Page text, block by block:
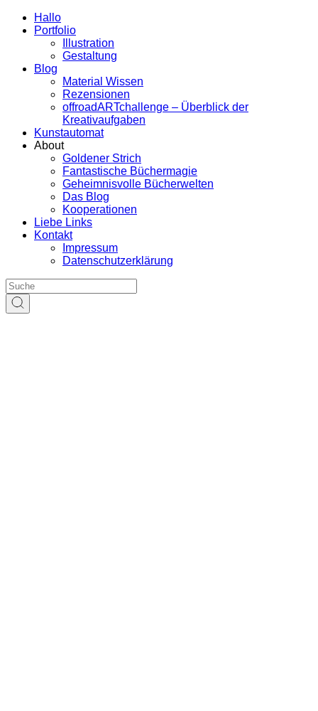
Hallo
Portfolio
Illustration
Gestaltung
Blog
Material Wissen
Rezensionen
offroadARTchallenge – Überblick der
Kreativaufgaben
Kunstautomat
About
Goldener Strich
Fantastische Büchermagie
Geheimnisvolle Bücherwelten
Das Blog
Kooperationen
Liebe Links
Kontakt
Impressum
Datenschutzerklärung